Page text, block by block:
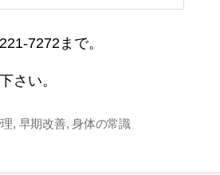
7272まで。
さい。
, 早期改善,身体の常識